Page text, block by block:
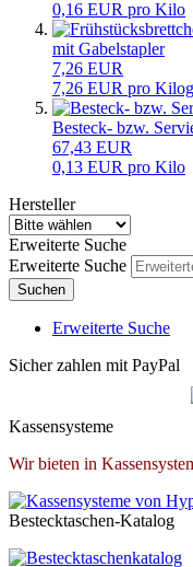
0,16 EUR pro Kilo
mit Gabelstapler
7,26 EUR
7,26 EUR pro
Besteck- bzw.
67,43 EUR
0,13 EUR pro Kilo
Hersteller
Erweiterte Suche
Erweiterte Suche
Suchen
Erweiterte Suche
Sicher zahlen mit PayPal
Kassensysteme
Wir bieten in
Bestecktaschen-Katalog